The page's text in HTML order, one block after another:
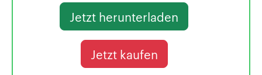
Jetzt herunterladen
Jetzt kaufen